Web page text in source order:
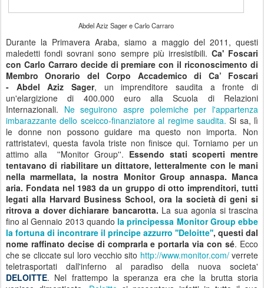
Abdel Aziz Sager e Carlo Carraro
Durante la Primavera Araba, siamo a maggio del 2011, questi
maledetti fondi sovrani sono sempre più irresistibili. Ca' Foscari
con Carlo Carraro decide di premiare con il riconoscimento di
Membro Onorario del Corpo Accademico di Ca’ Foscari
- Abdel Aziz Sager, un imprenditore saudita a fronte di
un'elargizione di 400.000 euro alla Scuola di Relazioni
Internazionali. Ne seguirono aspre polemiche per l'appartenza
imbarazzante dello sceicco-finanziatore al regime saudita. Si sa, lì
le donne non possono guidare ma questo non importa. Non
rattristatevi, questa favola triste non finisce qui. Torniamo per un
attimo alla ''Monitor Group''. Essendo stati scoperti mentre
tentavano di riabilitare un dittatore, letteralmente con le mani
nella marmellata, la nostra Monitor Group annaspa. Manca
aria. Fondata nel 1983 da un gruppo di otto imprenditori, tutti
legati alla Harvard Business School, ora la società di geni si
ritrova a dover dichiarare bancarotta. La sua agonia si trascina
fino al Gennaio 2013 quando la principessa Monitor Group ebbe
la fortuna di incontrare il principe azzurro ''Deloitte'', questi dal
nome raffinato decise di comprarla e portarla via con sé. Ecco
che se cliccate sul loro vecchio sito http://www.monitor.com/verrete
teletrasportati dall'inferno al paradiso della nuova societa'
DELOITTE. Nel frattempo la speranza era che la brutta storia